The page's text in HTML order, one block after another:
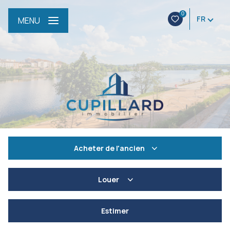
0
FR
MENU
Acheter de l'ancien
De l'immo pro
Louer
Estimer